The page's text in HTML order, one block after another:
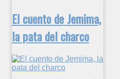
El cuento de Jemima,
la pata del charco